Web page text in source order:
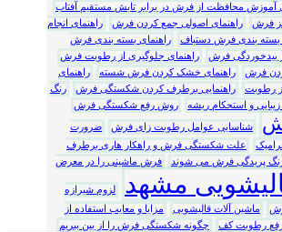
آموزش محافظت از فرش در برابر تابش مستقیم آفتاب
فرش
راهنمای اصولی جمع کردن فرش
راهنمای انجام
بسته بندی فرش دستباف
راهنمای بسته بندی فرش
بیدخوردگی فرش
راهنمای جلوگیری از رطوبت فرش
فرش
راهنمای خشک کردن فرش شسته
راهنمای
رطوبت
راهنمایی برطرف کردن شکستگی فرش
رنگ
و استحکام ریشه
روش رفع شکستگی فرش
شناسایی عوامل رطوبت زای فرش
ضرورت
علت شکستگی فرش و راهکار هاری برطرف
پریدگی فرش می شوند فرش ماشینی را در معرض
مشهد
لزوم شیرازه
ماشین آلات قالیشویی
مزایا و معایب استفاده از
رفع رطوبت کف چگونه شکستگی فرش را از بین ببریم